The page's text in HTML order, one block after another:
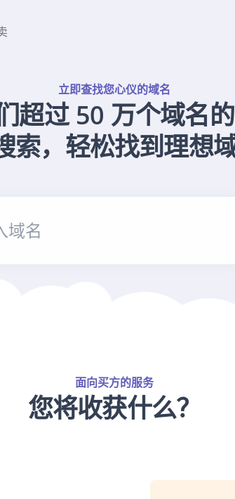
立即查找您心仪的域名
超过 50 万个域名
索，轻松找到理想域
面向买方的服务
您将收获什么？